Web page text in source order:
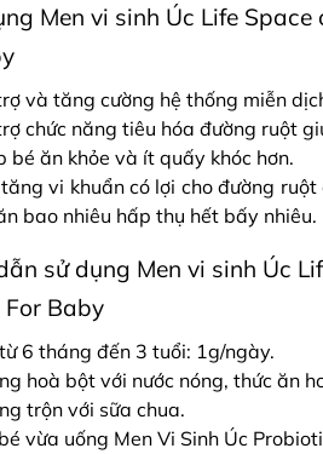
Men vi sinh Úc Life
và tăng cường hệ thống miễn
chức năng tiêu hóa đường ruột
bé ăn khỏe và ít quấy khóc hơn.
vi khuẩn có lợi cho đường
bao nhiêu hấp thụ hết bấy nhiêu.
sử dụng Men vi sinh Úc
Baby
6 tháng đến 3 tuổi: 1g/ngày.
hoà bột với nước nóng, thức ăn
trộn với sữa chua.
vừa uống Men Vi Sinh Úc